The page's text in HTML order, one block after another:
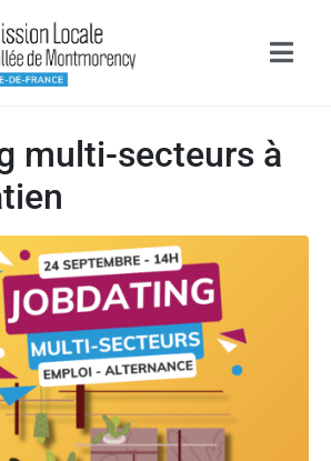
multi-secteurs à